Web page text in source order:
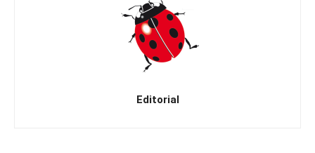
Editorial